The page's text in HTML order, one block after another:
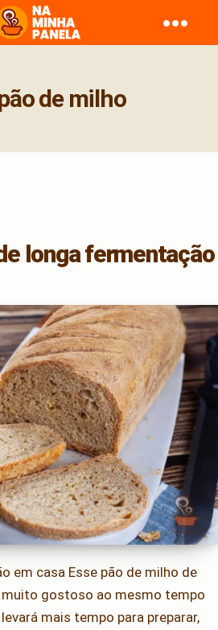
naminhapanela.com
de milho
longa fermentação
em casa Esse pão de milho de
gostoso ao mesmo tempo
mais tempo para preparar,